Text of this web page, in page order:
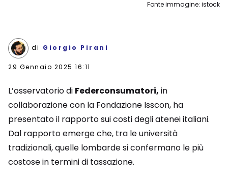
Fonte immagine: istock
di Giorgio Pirani
29 Gennaio 2025 16:11
L’osservatorio di Federconsumatori, in
collaborazione con la Fondazione Isscon, ha
presentato il rapporto sui costi degli atenei italiani.
Dal rapporto emerge che, tra le università
tradizionali, quelle lombarde si confermano le più
costose in termini di tassazione.